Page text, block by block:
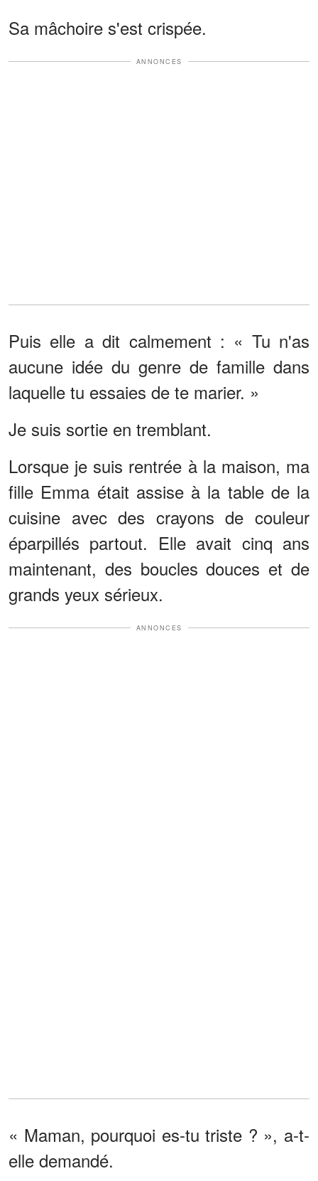
Sa mâchoire s'est crispée.
ANNONCES
Puis elle a dit calmement : « Tu n'as
aucune idée du genre de famille dans
laquelle tu essaies de te marier. »
Je suis sortie en tremblant.
Lorsque je suis rentrée à la maison, ma
fille Emma était assise à la table de la
cuisine avec des crayons de couleur
éparpillés partout. Elle avait cinq ans
maintenant, des boucles douces et de
grands yeux sérieux.
ANNONCES
« Maman, pourquoi es-tu triste ? », a-t-
elle demandé.